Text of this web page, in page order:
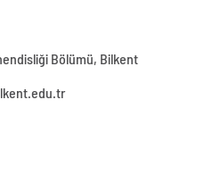
Bölümü, Bilkent